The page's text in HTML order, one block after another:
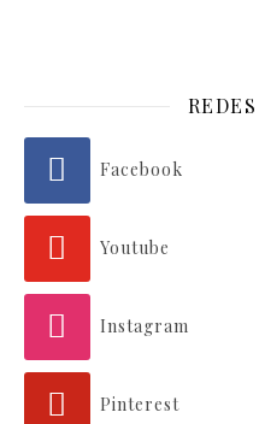
Facebook
Youtube
Instagram
Pinterest